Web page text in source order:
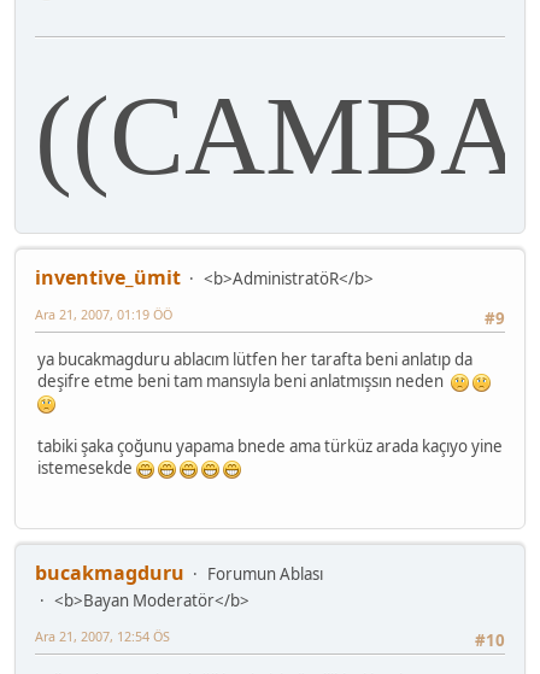
inventive_ümit
<b>AdministratöR</b>
#9
Ara 21, 2007, 01:19 ÖÖ
ya bucakmagduru ablacım lütfen her tarafta beni anlatıp da
deşifre etme beni tam mansıyla beni anlatmışsın neden
tabiki şaka çoğunu yapama bnede ama türküz arada kaçıyo yine
istemesekde
bucakmagduru
Forumun Ablası
<b>Bayan Moderatör</b>
#10
Ara 21, 2007, 12:54 ÖS